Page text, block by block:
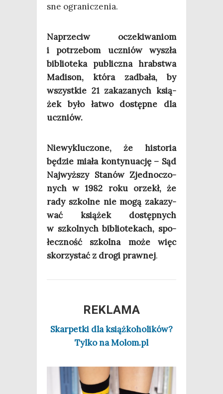
sne ograniczenia.
Naprze­ciw ocze­ki­wa­niom
i potrze­bom uczniów wyszła
biblio­te­ka publicz­na hrab­stwa
Madi­son, któ­ra zadba­ła, by
wszyst­kie 21 zaka­za­nych ksią­
żek było łatwo dostęp­ne dla
uczniów.
Nie­wy­klu­czo­ne, że histo­ria
będzie mia­ła kon­ty­nu­ację – Sąd
Naj­wyż­szy Sta­nów Zjed­no­czo­
nych w 1982 roku orzekł, że
rady szkol­ne nie mogą zaka­zy­
wać ksią­żek dostęp­nych
w szkol­nych biblio­te­kach, spo­
łecz­ność szkol­na może więc
sko­rzy­stać z dro­gi praw­nej.
REKLAMA
Skar­pet­ki dla książ­ko­ho­li­ków?
Tyl­ko na Molom.pl